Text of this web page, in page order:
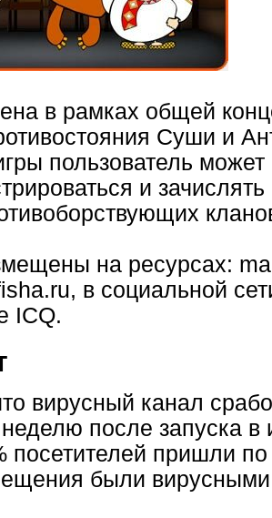
в рамках общей
Суши и
пользователь может
и
на ресурсах:
в социальной
ICQ.
вирусный канал
после запуска в
посетителей пришли
были